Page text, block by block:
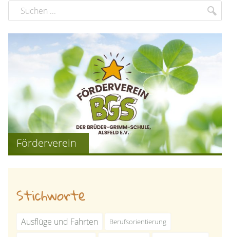
Suchbegriff
Förderverein
Stichworte
Ausflüge und Fahrten Berufsorientierung